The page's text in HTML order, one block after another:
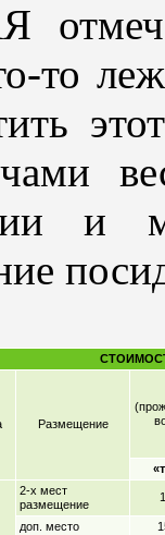
то
и
Размещение
2-х мест
размещение
доп. место